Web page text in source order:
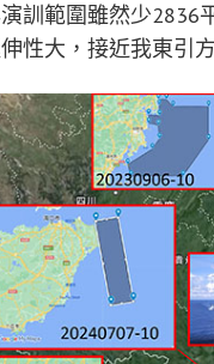
訓範圍雖然少2836
性大，接近我東引